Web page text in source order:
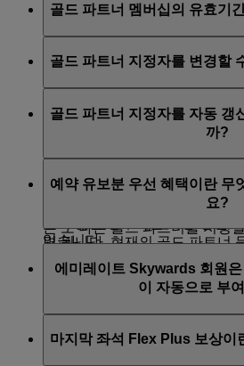
월 31일인 경우)이 표준 만료 일
월 31일 만료 예정이었던
있는 경우, 만료일이 2027년 3
이와 같이 플래티넘 회원이 플
도 유지하는 경우, 최근 플래티
터 삼(3) 개월이 재연장됩니다.
여 연장된 Skywards 마일리지
이드되고 아직 사용하지 않은
있습니다.
내에서 동일한 항공편으로 함
Skywards 마일리지를 사용하
등급 상태에 따라, 무료 동반객
하는 동반객과 라운지에 동반
누릴 다른 회원을 지정할 수 있
구 또는 회사 동료가 그 대상이
회원은 12개월의 등급 주기 내
야 합니다. 골드 파트너를 지정
원 혜택페이지에 있는 양식에
번호를 입력하면 됩니다.
골드 파트너 멤버십의 유효기
골드 파트너 멤버십은 지정 회
지정 회원이 자신의 플래티넘
기간은 지속됩니다. 그러나 지
짜까지 유지됩니다. 재심사 날
마일리지를 획득한 경우에만 골
다.
골드 파트너 지정자를 변경할
자를 변경할 수 있으나, 골드 파
두 만료된 후에 가능합니다.혜택
회가 적은 사람을 지정하시는
트너 본인이 별도의 플래티넘
는 또 다른 골드 파트너를 지정
골드 파트너 지정자를 자동 갱
까?
의 선택을 해제하여 등급 주기
너를 자동 갱신할 수 있습니다.
면 됩니다. 현재의 골드 파트너
운 골드 파트너를 지정할 수 있
예약 유보분 우선 혜택이란 무
요?
공편으로 여행하고 싶은 경우,
코노미 클래스 좌석을 보장해
플래티넘 회원의 경우 비즈니
자 최선을 다할 것입니다. 그러
간 중에는 일부 항공편에 한해
에미레이트 Skywards 회원
이 자동으로 부
Skywards 회원이라고 무료 업
아닙니다. 하지만 Skywards 회
업그레이드 등 보상을 Classic
마지막 좌석 Flex Plus 보상이